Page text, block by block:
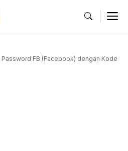
Password FB (Facebook) dengan Kode